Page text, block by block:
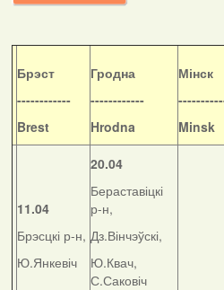
Брэст
------------
Brest
Гродна
------------
Hrodna
Мінск
Minsk
11.04
Брэсцкі р-н,
Ю.Янкевіч
20.04
Бераставіцкі
р-н,
Дз.Вінчэўскі,
Ю.Квач,
С.Саковіч